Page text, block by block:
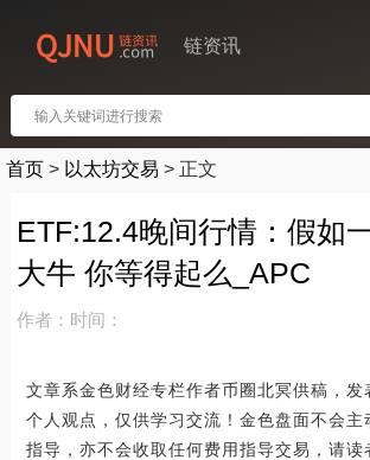
链资讯
首页 > 以太坊交易 > 正文
ETF:12.4晚间行情：假如
大牛 你等得起么_APC
作者： 时间：
文章系金色财经专栏作者币圈北冥供稿，发
个人观点，仅供学习交流！金色盘面不会主
指导，亦不会收取任何费用指导交易，请读